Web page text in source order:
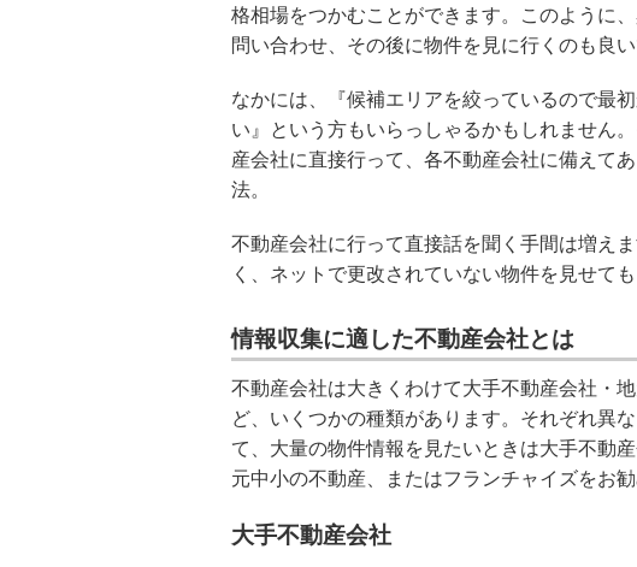
格相場をつかむことができます。このように
問い合わせ、その後に物件を見に行くのも良い
なかには、『候補エリアを絞っているので最
い』という方もいらっしゃるかもしれません
産会社に直接行って、各不動産会社に備えて
法。
不動産会社に行って直接話を聞く手間は増え
く、ネットで更改されていない物件を見せて
情報収集に適した不動産会社とは
不動産会社は大きくわけて大手不動産会社・
ど、いくつかの種類があります。それぞれ異
て、大量の物件情報を見たいときは大手不動
元中小の不動産、またはフランチャイズをお勧
大手不動産会社